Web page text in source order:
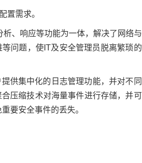
置需求。
、响应等功能为一体，解决了网络与
问题，使IT及安全管理员脱离繁琐的
供集中化的日志管理功能，并对不同
压缩技术对海量事件进行存储，并可
要安全事件的丢失。